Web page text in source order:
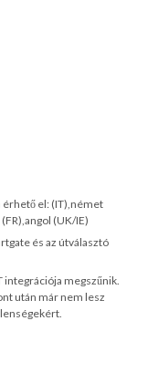
érhető el: (IT),német
(UK/IE)
és az útválasztó
integrációja megszűnik.
után már nem lesz